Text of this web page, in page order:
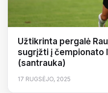
Užtikrinta pergalė
sugrįžti į čempionato
(santrauka)
17 RUGSĖJO, 2025